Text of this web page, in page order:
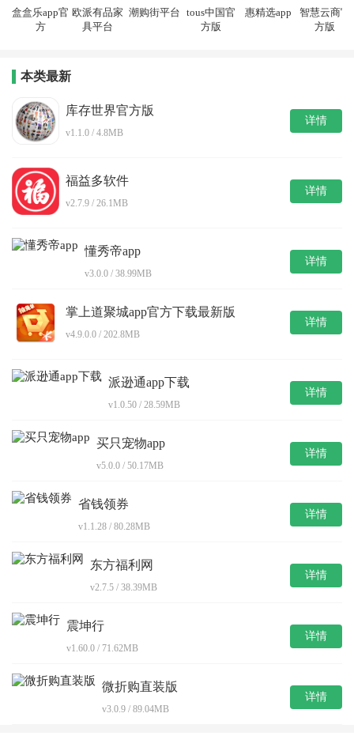
盒盒乐app官
方
欧派有品家
具平台
潮购街平台 tous中国官
方版
惠精选app
智慧云商官
方版
本类最新
库存世界官方版
v1.1.0 / 4.8MB
详情
福益多软件
v2.7.9 / 26.1MB
详情
懂秀帝app
v3.0.0 / 38.99MB
详情
掌上道聚城app官方下载最新版
v4.9.0.0 / 202.8MB
详情
派逊通app下载
v1.0.50 / 28.59MB
详情
买只宠物app
v5.0.0 / 50.17MB
详情
省钱领券
v1.1.28 / 80.28MB
详情
东方福利网
v2.7.5 / 38.39MB
详情
震坤行
v1.60.0 / 71.62MB
详情
微折购直装版
v3.0.9 / 89.04MB
详情